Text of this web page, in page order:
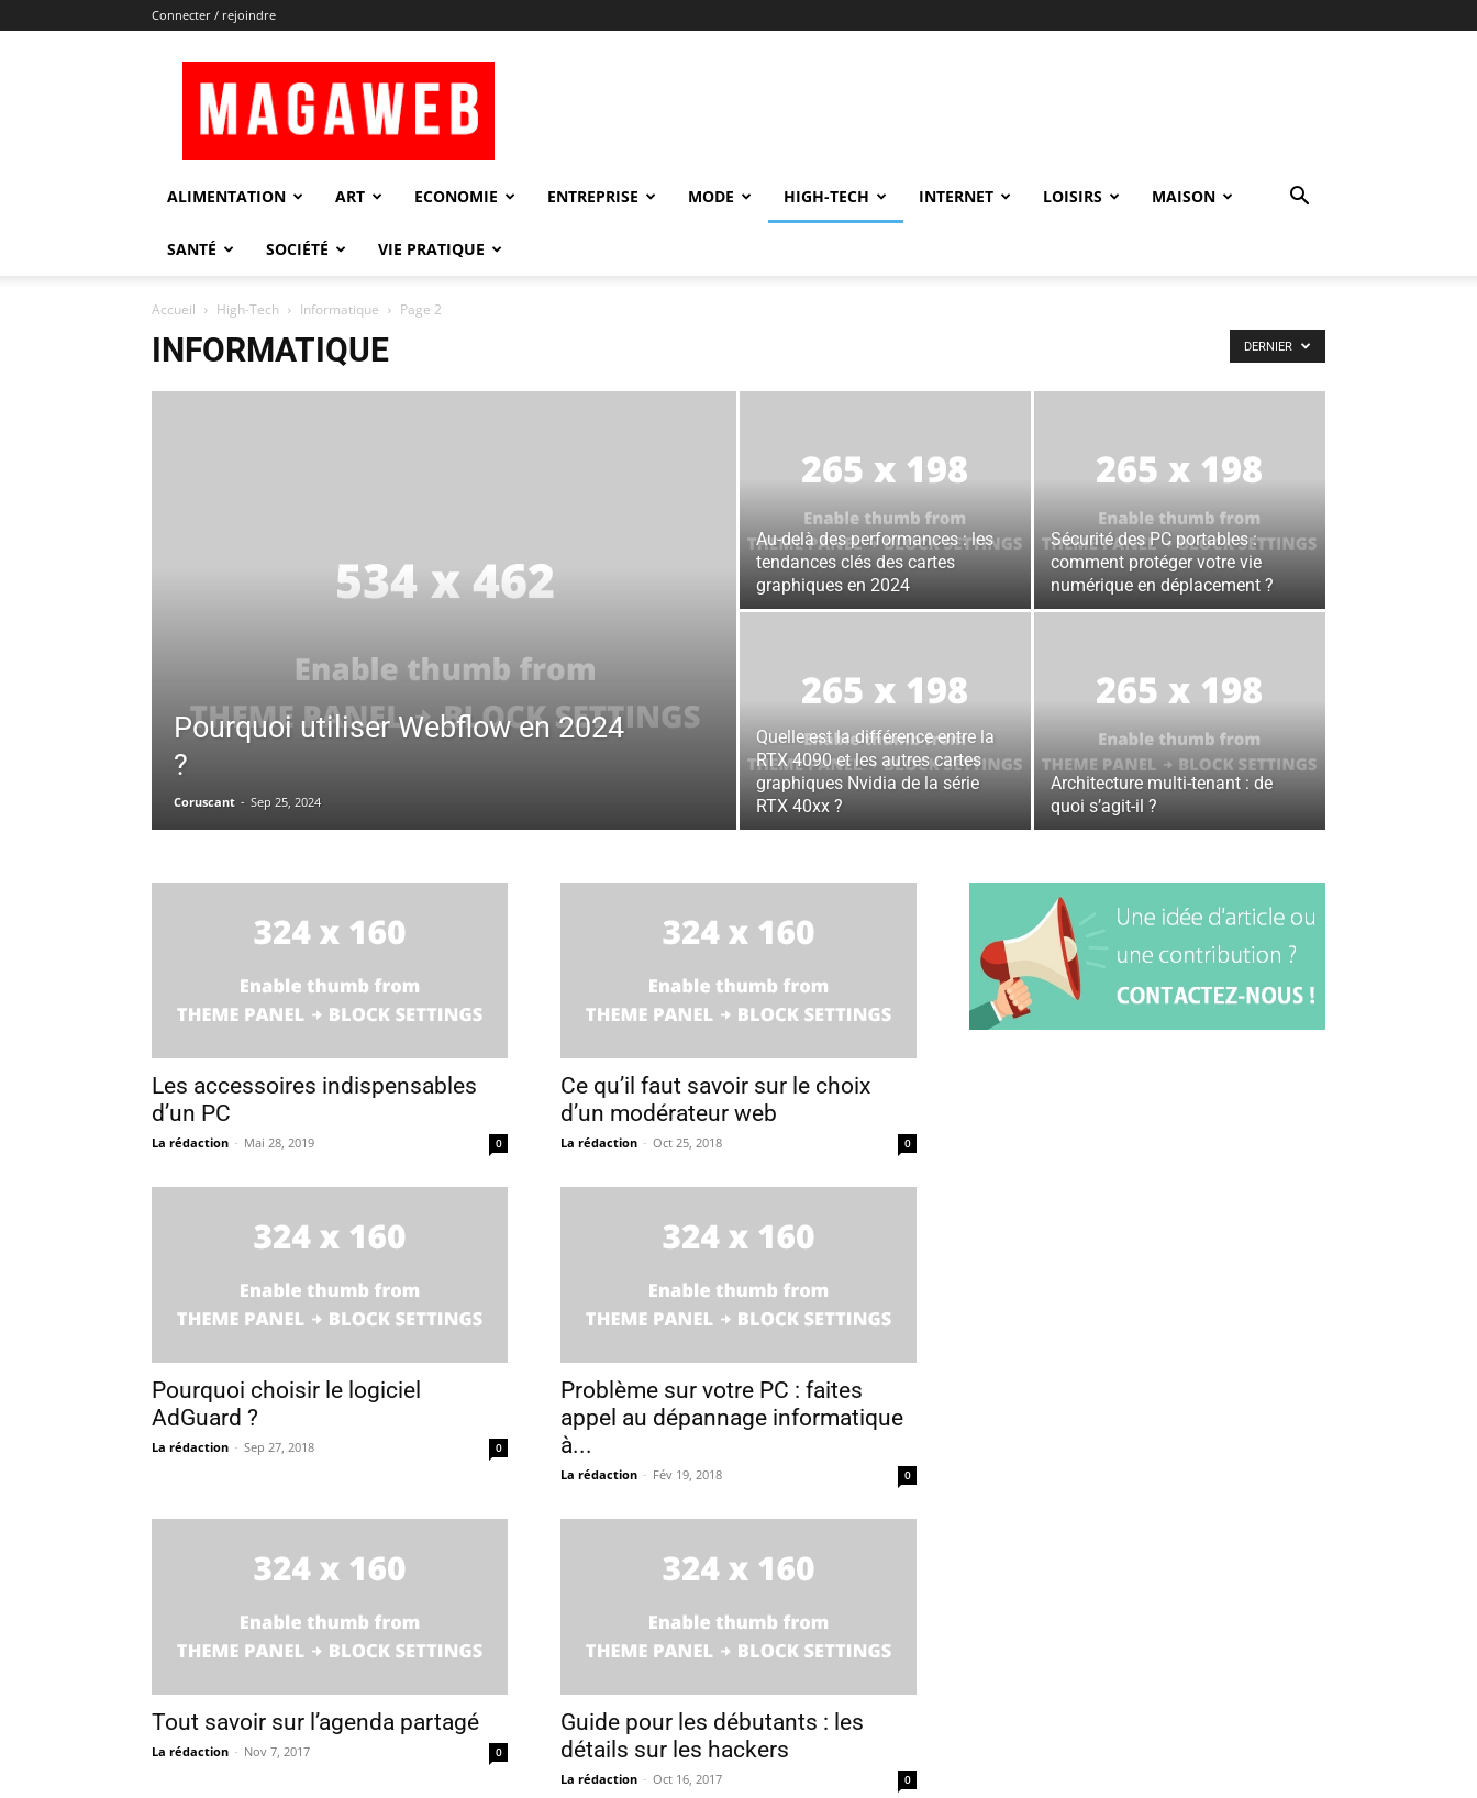
Connecter / rejoindre
ALIMENTATION ART ECONOMIE ENTREPRISE MODE HIGH-TECH INTERNET LOISIRS MAISON
SANTÉ SOCIÉTÉ VIE PRATIQUE
Accueil High-Tech Informatique Page 2
INFORMATIQUE DERNIER
Pourquoi utiliser Webflow en 2024
?
Coruscant - Sep 25, 2024
Au-delà des performances : les
tendances clés des cartes
graphiques en 2024
Sécurité des PC portables :
comment protéger votre vie
numérique en déplacement ?
Quelle est la différence entre la
RTX 4090 et les autres cartes
graphiques Nvidia de la série
RTX 40xx ?
Architecture multi-tenant : de
quoi s’agit-il ?
Les accessoires indispensables
d’un PC
La rédaction - Mai 28, 2019 0
Ce qu’il faut savoir sur le choix
d’un modérateur web
La rédaction - Oct 25, 2018 0
Pourquoi choisir le logiciel
AdGuard ?
La rédaction - Sep 27, 2018 0
Problème sur votre PC : faites
appel au dépannage informatique
à...
La rédaction - Fév 19, 2018 0
Tout savoir sur l’agenda partagé
La rédaction - Nov 7, 2017 0
Guide pour les débutants : les
détails sur les hackers
La rédaction - Oct 16, 2017 0